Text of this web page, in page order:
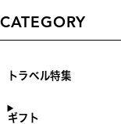
CATEGORY
トラベル特集
ギフト